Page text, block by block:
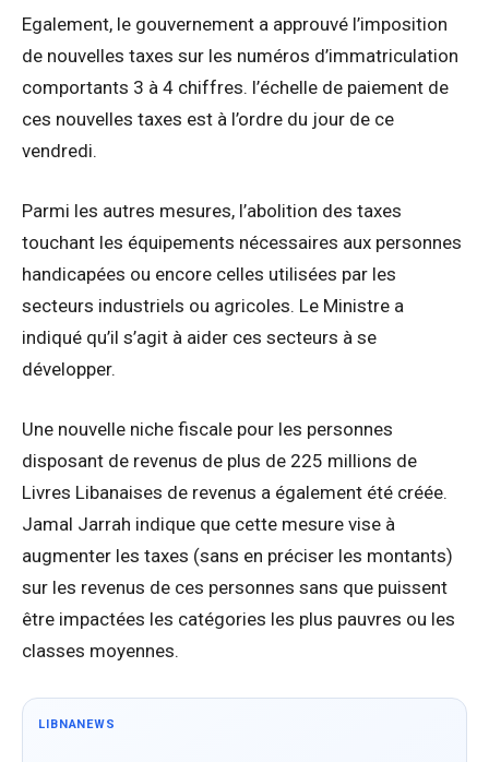
Egalement, le gouvernement a approuvé l’imposition
de nouvelles taxes sur les numéros d’immatriculation
comportants 3 à 4 chiffres. l’échelle de paiement de
ces nouvelles taxes est à l’ordre du jour de ce
vendredi.
Parmi les autres mesures, l’abolition des taxes
touchant les équipements nécessaires aux personnes
handicapées ou encore celles utilisées par les
secteurs industriels ou agricoles. Le Ministre a
indiqué qu’il s’agit à aider ces secteurs à se
développer.
Une nouvelle niche fiscale pour les personnes
disposant de revenus de plus de 225 millions de
Livres Libanaises de revenus a également été créée.
Jamal Jarrah indique que cette mesure vise à
augmenter les taxes (sans en préciser les montants)
sur les revenus de ces personnes sans que puissent
être impactées les catégories les plus pauvres ou les
classes moyennes.
LIBNANEWS